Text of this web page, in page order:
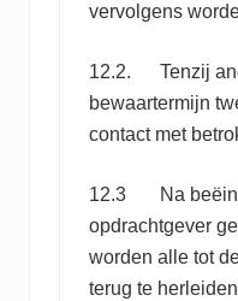
vervolgens
12.2. Tenzij
bewaartermijn
contact met
12.3 Na
opdrachtgever
worden alle tot
terug te